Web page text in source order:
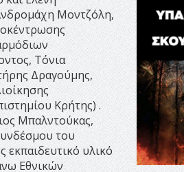
Μοντζόλη,
Τόνια
Δραγούμης,
Κρήτης) .
Μπαλντούκας,
του
υλικό
Εθνικών